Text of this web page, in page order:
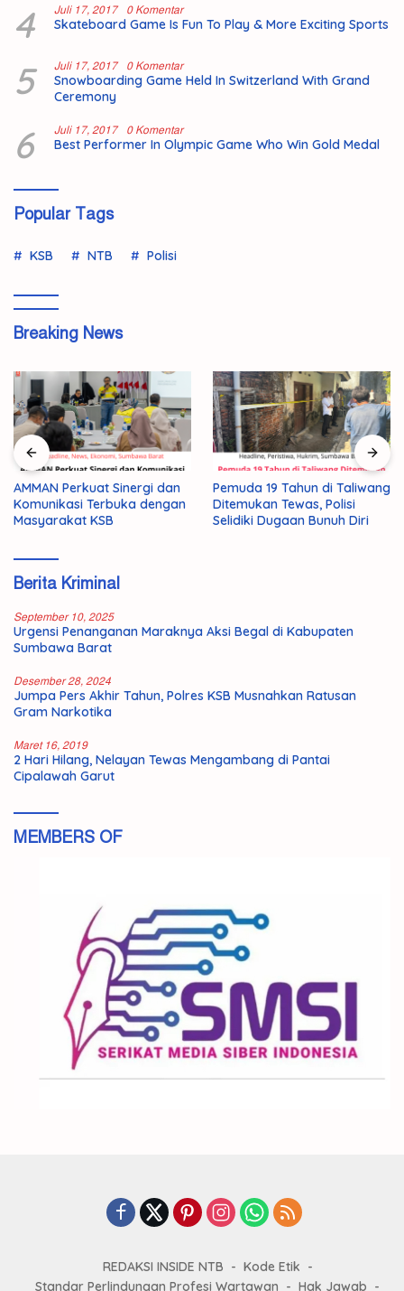
4 Juli 17, 2017 0 Komentar
Skateboard Game Is Fun To Play & More Exciting Sports
5 Juli 17, 2017 0 Komentar
Snowboarding Game Held In Switzerland With Grand
Ceremony
6 Juli 17, 2017 0 Komentar
Best Performer In Olympic Game Who Win Gold Medal
Popular Tags
KSB NTB Polisi
Breaking News
AMMAN Perkuat Sinergi dan
Komunikasi Terbuka dengan
Masyarakat KSB
Pemuda 19 Tahun di Taliwang
Ditemukan Tewas, Polisi
Selidiki Dugaan Bunuh Diri
Berita Kriminal
September 10, 2025
Urgensi Penanganan Maraknya Aksi Begal di Kabupaten
Sumbawa Barat
Desember 28, 2024
Jumpa Pers Akhir Tahun, Polres KSB Musnahkan Ratusan
Gram Narkotika
Maret 16, 2019
2 Hari Hilang, Nelayan Tewas Mengambang di Pantai
Cipalawah Garut
MEMBERS OF
REDAKSI INSIDE NTB
Kode Etik
Standar Perlindungan Profesi Wartawan
Hak Jawab